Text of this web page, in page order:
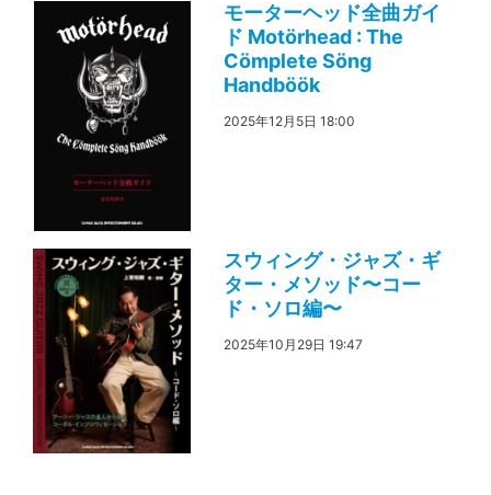
モーターヘッド全曲ガイ
ド Motörhead : The
Cömplete Söng
Handböök
2025年12月5日 18:00
スウィング・ジャズ・ギ
ター・メソッド〜コー
ド・ソロ編〜
2025年10月29日 19:47